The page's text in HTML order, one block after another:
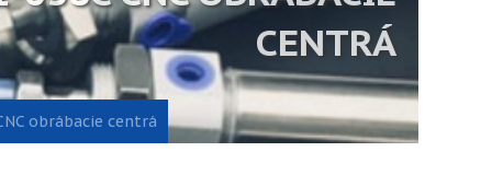
CENTRÁ
obrábacie centrá